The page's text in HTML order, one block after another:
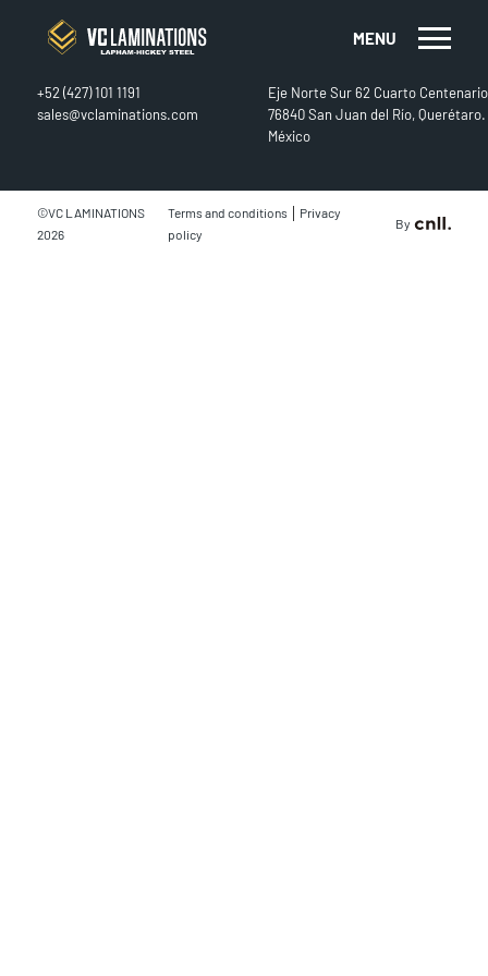
MENU
CONTACT
+52 (427) 101 1191
sales@vclaminations.com
Eje Norte Sur 62 Cuarto Centenario
76840 San Juan del Río, Querétaro.
México
©VC LAMINATIONS
2026
Terms and conditions | Privacy
policy
By